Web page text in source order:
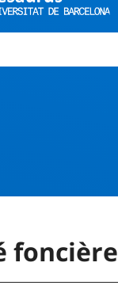
foncière